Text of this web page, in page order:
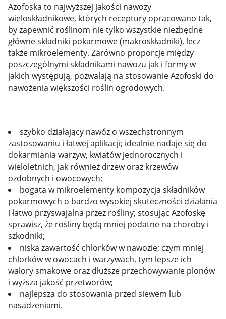
Azofoska to najwyższej jakości nawozy
wieloskładnikowe, których receptury opracowano tak,
by zapewnić roślinom nie tylko wszystkie niezbędne
główne składniki pokarmowe (makroskładniki), lecz
także mikroelementy. Zarówno proporcje między
poszczególnymi składnikami nawozu jak i formy w
jakich występują, pozwalają na stosowanie Azofoski do
nawożenia większości roślin ogrodowych.
szybko działający nawóz o wszechstronnym
zastosowaniu i łatwej aplikacji; idealnie nadaje się do
dokarmiania warzyw, kwiatów jednorocznych i
wieloletnich, jak również drzew oraz krzewów
ozdobnych i owocowych;
bogata w mikroelementy kompozycja składników
pokarmowych o bardzo wysokiej skuteczności działania
i łatwo przyswajalna przez rośliny; stosując Azofoskę
sprawisz, że rośliny będą mniej podatne na choroby i
szkodniki;
niska zawartość chlorków w nawozie; czym mniej
chlorków w owocach i warzywach, tym lepsze ich
walory smakowe oraz dłuższe przechowywanie plonów
i wyższa jakość przetworów;
najlepsza do stosowania przed siewem lub
nasadzeniami.